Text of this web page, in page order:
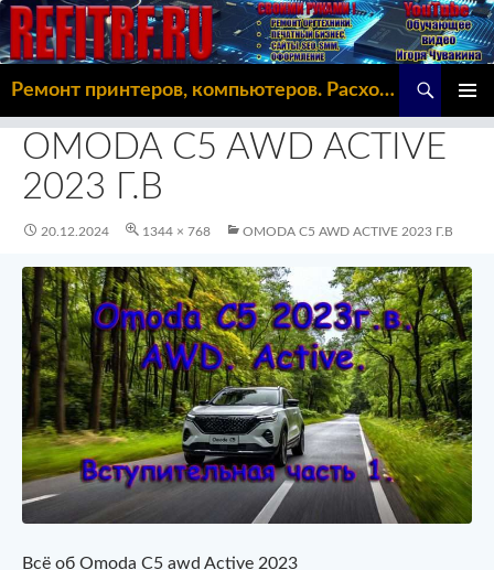
Ремонт принтеров, компьютеров. Расходка, Omoda C5
К
СОДЕРЖИМОМУ
OMODA C5 AWD ACTIVE
2023 Г.В
20.12.2024 1344 × 768 OMODA C5 AWD ACTIVE 2023 Г.В
Всё об Omoda C5 awd Active 2023